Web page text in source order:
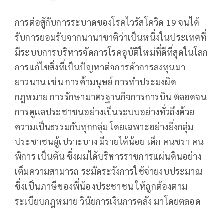
การต่อสู้กับการระบาดของโรคไวรัสโควิด 19 จนได้
รับการยอมรับจากนานาชาติว่าเป็นหนึ่งในประเทศที่
มีระบบการบริหารจัดการโรคอุบัติใหม่ที่ดีที่สุดในโลก
การแก้ไขสิ่งที่เป็นปัญหาต่อการค้าการลงทุนมา
ยาวนาน เช่น การค้ามนุษย์ การทำประมงผิด
กฎหมาย การรักษามาตรฐานกิจการการบิน ตลอดจน
การดูแลประชาชนอย่างเป็นระบบอย่างทั่วถึงด้วย
ความเป็นธรรมกับทุกกลุ่ม โดยเฉพาะอย่างยิ่งกลุ่ม
ประชาชนผู้เปราะบาง มีรายได้น้อย เด็ก คนชรา คน
พิการ เป็นต้น ซึ่งผมได้บริหารราชการแผ่นดินอย่าง
เต็มความสามารถ ระมัดระวังการใช้จ่ายงบประมาณ
ซึ่งเป็นภาษีของพี่น้องประชาชน ให้ถูกต้องตาม
ระเบียบกฎหมาย วินัยการเงินการคลัง มาโดยตลอด